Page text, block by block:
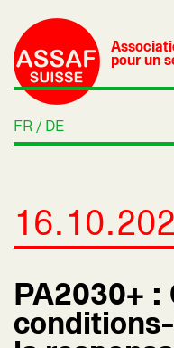
FR DE
pour un
PA2030+ :